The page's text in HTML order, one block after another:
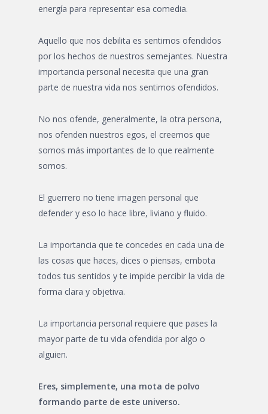
energía para representar esa comedia.
Aquello que nos debilita es sentirnos ofendidos
por los hechos de nuestros semejantes. Nuestra
importancia personal necesita que una gran
parte de nuestra vida nos sentimos ofendidos.
No nos ofende, generalmente, la otra persona,
nos ofenden nuestros egos, el creernos que
somos más importantes de lo que realmente
somos.
El guerrero no tiene imagen personal que
defender y eso lo hace libre, liviano y fluido.
La importancia que te concedes en cada una de
las cosas que haces, dices o piensas, embota
todos tus sentidos y te impide percibir la vida de
forma clara y objetiva.
La importancia personal requiere que pases la
mayor parte de tu vida ofendida por algo o
alguien.
Eres, simplemente, una mota de polvo
formando parte de este universo.